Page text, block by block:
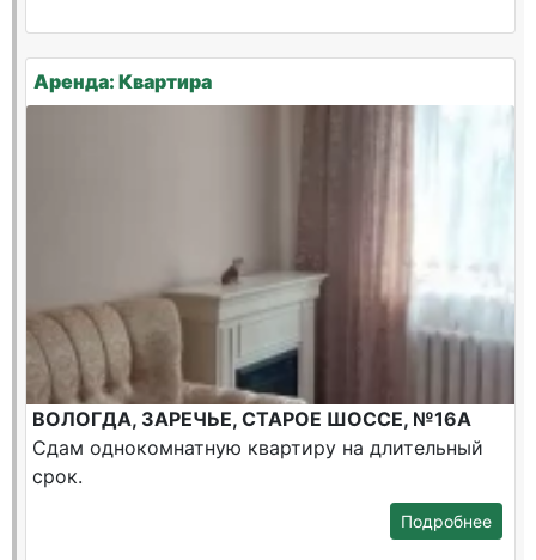
Аренда: Квартира
ВОЛОГДА, ЗАРЕЧЬЕ, СТАРОЕ ШОССЕ, №16А
Сдам однокомнатную квартиру на длительный
срок.
Подробнее